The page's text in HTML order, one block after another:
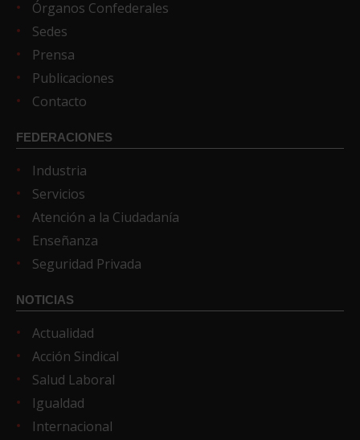
Órganos Confederales
Sedes
Prensa
Publicaciones
Contacto
FEDERACIONES
Industria
Servicios
Atención a la Ciudadanía
Enseñanza
Seguridad Privada
NOTICIAS
Actualidad
Acción Sindical
Salud Laboral
Igualdad
Internacional